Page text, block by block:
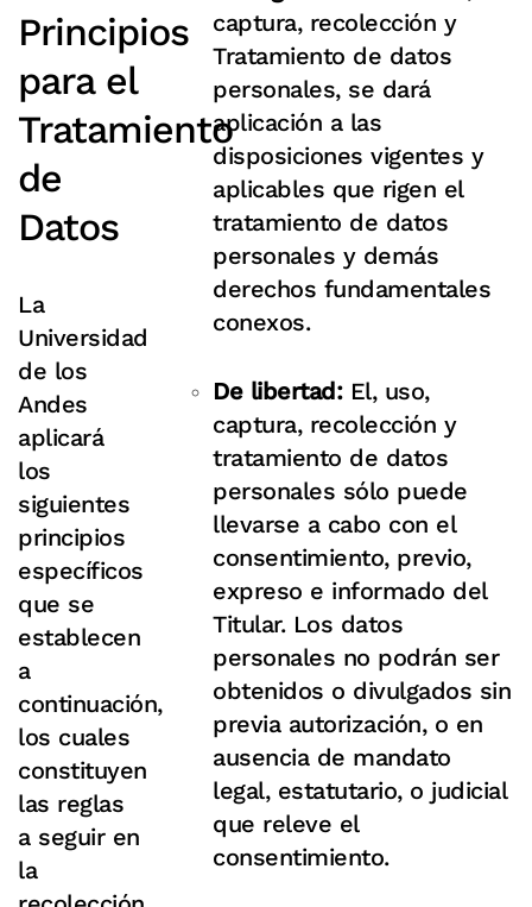
Principios
para el
Tratamiento
de
Datos
La
Universidad
de los
Andes
aplicará
los
siguientes
principios
específicos
que se
establecen
a
continuación,
los cuales
constituyen
las reglas
a seguir en
la
captura, recolección y
Tratamiento de datos
personales, se dará
aplicación a las
disposiciones vigentes y
aplicables que rigen el
tratamiento de datos
personales y demás
derechos fundamentales
conexos.
De libertad:El, uso,
captura, recolección y
tratamiento de datos
personales sólo puede
llevarse a cabo con el
consentimiento, previo,
expreso e informado del
Titular. Los datos
personales no podrán ser
obtenidos o divulgados sin
previa autorización, o en
ausencia de mandato
legal, estatutario, o judicial
que releve el
consentimiento.